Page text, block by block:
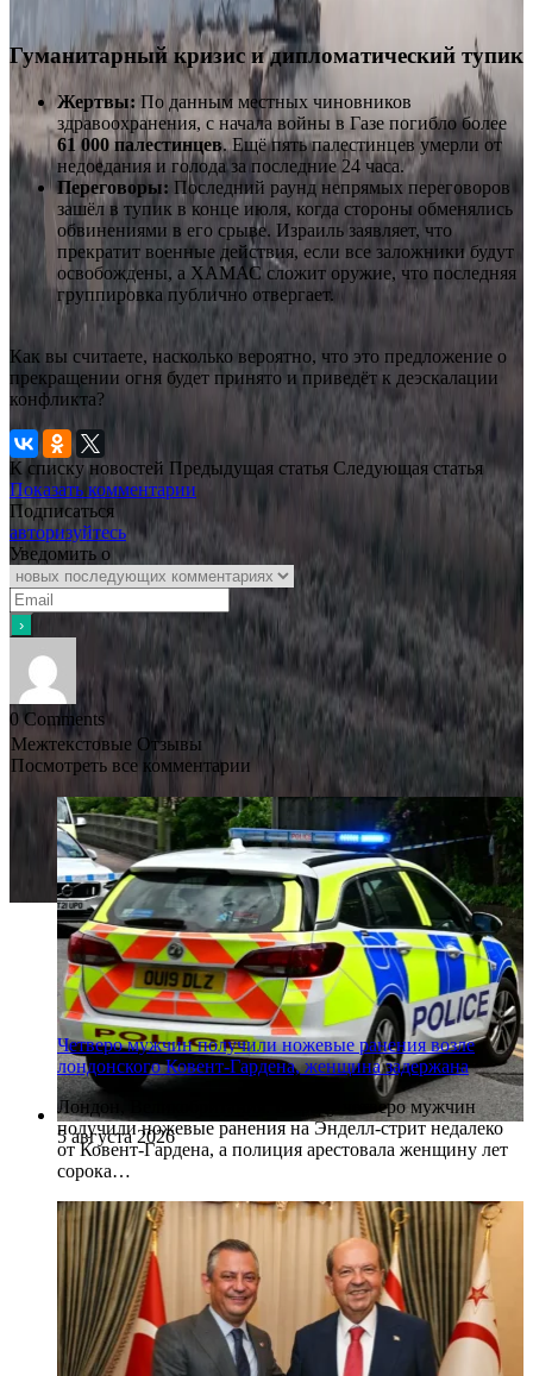
Гуманитарный кризис и дипломатический тупик
Жертвы: По данным местных чиновников
здравоохранения, с начала войны в Газе погибло более
61 000 палестинцев. Ещё пять палестинцев умерли от
недоедания и голода за последние 24 часа.
Переговоры: Последний раунд непрямых переговоров
зашёл в тупик в конце июля, когда стороны обменялись
обвинениями в его срыве. Израиль заявляет, что
прекратит военные действия, если все заложники будут
освобождены, а ХАМАС сложит оружие, что последняя
группировка публично отвергает.
Как вы считаете, насколько вероятно, что это предложение о
прекращении огня будет принято и приведёт к деэскалации
конфликта?
К списку новостей Предыдущая статья Следующая статья
Показать комментарии
Подписаться
авторизуйтесь
Уведомить о
0 Comments
Межтекстовые Отзывы
Посмотреть все комментарии
5 августа 2026
Четверо мужчин получили ножевые ранения возле
лондонского Ковент-Гардена, женщина задержана
Лондон, Великобритания. В среду четверо мужчин
получили ножевые ранения на Энделл-стрит недалеко
от Ковент-Гардена, а полиция арестовала женщину лет
сорока…